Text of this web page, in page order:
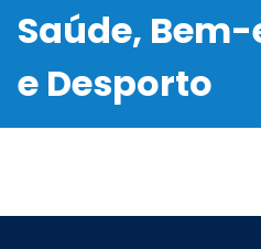
Saúde,
e Desporto